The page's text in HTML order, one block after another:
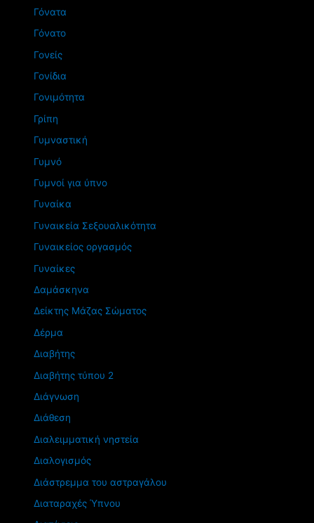
Γόνατα
Γόνατο
Γονείς
Γονίδια
Γονιμότητα
Γρίπη
Γυμναστική
Γυμνό
Γυμνοί για ύπνο
Γυναίκα
Γυναικεία Σεξουαλικότητα
Γυναικείος οργασμός
Γυναίκες
Δαμάσκηνα
Δείκτης Μάζας Σώματος
Δέρμα
Διαβήτης
Διαβήτης τύπου 2
Διάγνωση
Διάθεση
Διαλειμματική νηστεία
Διαλογισμός
Διάστρεμμα του αστραγάλου
Διαταραχές Ύπνου